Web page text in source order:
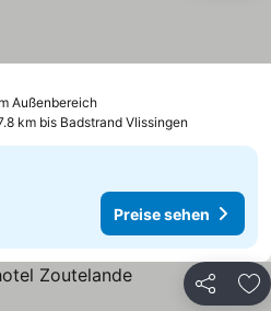
Außenbereich
km bis Badstrand Vlissingen
Preise sehen
Teilen